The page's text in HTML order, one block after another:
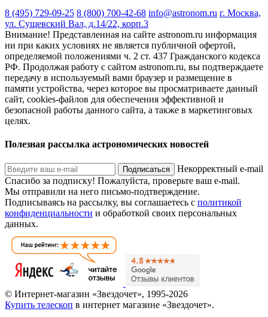
8 (495) 729-09-25 8 (800) 700-42-68 info@astronom.ru г. Москва,
ул. Сущевский Вал, д.14/22, корп.3
Внимание! Представленная на сайте astronom.ru информация
ни при каких условиях не является публичной офертой,
определяемой положениями ч. 2 ст. 437 Гражданского кодекса
РФ. Продолжая работу с сайтом astronom.ru, вы подтверждаете
передачу в используемый вами браузер и размещение в
памяти устройства, через которое вы просматриваете данный
сайт, cookies-файлов для обеспечения эффективной и
безопасной работы данного сайта, а также в маркетинговых
целях.
Полезная рассылка астрономических новостей
Подписаться
Некорректный e-mail
Спасибо за подписку! Пожалуйста, проверьте ваш e-mail.
Мы отправили на него письмо-подтверждение.
Подписываясь на рассылку, вы соглашаетесь с политикой
конфиденциальности и обработкой своих персональных
данных.
© Интернет-магазин «Звездочет», 1995-2026
Купить телескоп в интернет магазине «Звездочет».